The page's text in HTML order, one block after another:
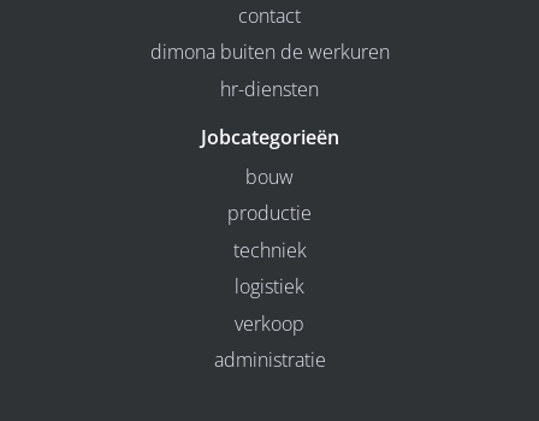
contact
dimona buiten de werkuren
hr-diensten
Jobcategorieën
bouw
productie
techniek
logistiek
verkoop
administratie